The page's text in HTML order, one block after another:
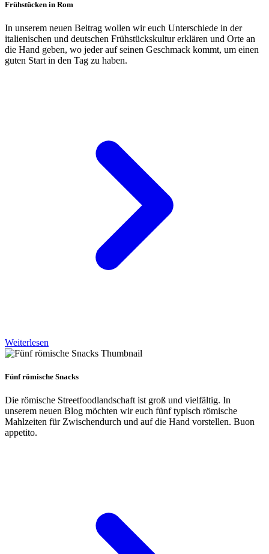
Frühstücken in Rom
In unserem neuen Beitrag wollen wir euch Unterschiede in der
italienischen und deutschen Frühstückskultur erklären und Orte an
die Hand geben, wo jeder auf seinen Geschmack kommt, um einen
guten Start in den Tag zu haben.
Weiterlesen
Fünf römische Snacks
Die römische Streetfoodlandschaft ist groß und vielfältig. In
unserem neuen Blog möchten wir euch fünf typisch römische
Mahlzeiten für Zwischendurch und auf die Hand vorstellen. Buon
appetito.